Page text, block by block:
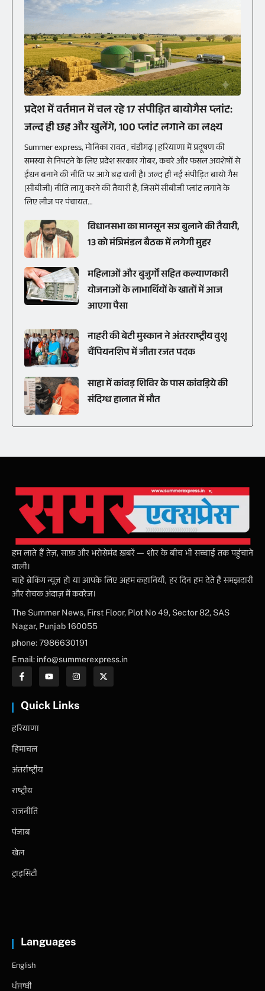
प्रदेश में वर्तमान में चल रहे 17 संपीड़ित बायोगैस प्लांट:
जल्द ही छह और खुलेंगे, 100 प्लांट लगाने का लक्ष्य
Summer express, मोनिका रावत , चंडीगढ़ | हरियाणा में प्रदूषण की
समस्या से निपटने के लिए प्रदेश सरकार गोबर, कचरे और फसल अवशेषों से
ईंधन बनाने की नीति पर आगे बढ़ चली है। जल्द ही नई संपीड़ित बायो गैस
(सीबीजी) नीति लागू करने की तैयारी है, जिसमें सीबीजी प्लांट लगाने के
लिए लीज पर पंचायत...
विधानसभा का मानसून सत्र बुलाने की तैयारी,
13 को मंत्रिमंडल बैठक में लगेगी मुहर
महिलाओं और बुजुर्गों सहित कल्याणकारी
योजनाओं के लाभार्थियों के खातों में आज
आएगा पैसा
नाहरी की बेटी मुस्कान ने अंतरराष्ट्रीय वुशू
चैंपियनशिप में जीता रजत पदक
साहा में कांवड़ शिविर के पास कांवड़िये की
संदिग्ध हालात में मौत
हम लाते हैं तेज़, साफ़ और भरोसेमंद ख़बरें — शोर के बीच भी सच्चाई तक पहुंचाने
वाली।
चाहे ब्रेकिंग न्यूज़ हो या आपके लिए अहम कहानियाँ, हर दिन हम देते हैं समझदारी
और रोचक अंदाज़ में कवरेज।
The Summer News, First Floor, Plot No 49, Sector 82, SAS
Nagar, Punjab 160055
phone: 7986630191
Email: info@summerexpress.in
Quick Links
हरियाणा
हिमाचल
अंतर्राष्ट्रीय
राष्ट्रीय
राजनीति
पंजाब
खेल
ट्राइसिटी
Languages
English
ਪੰਜਾਬੀ